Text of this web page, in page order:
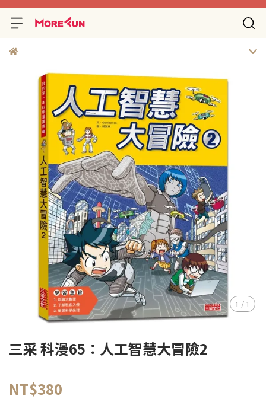
1 /1
三采 科漫65：人工智慧大冒險2
NT$380